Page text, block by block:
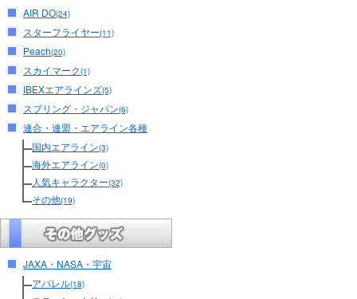
AIR DO(24)
スターフライヤー(11)
Peach(20)
スカイマーク(1)
IBEXエアラインズ(5)
スプリング・ジャパン(6)
連合・連盟・エアライン各種
国内エアライン(3)
海外エアライン(0)
人気キャラクター(32)
その他(19)
JAXA・NASA・宇宙
アパレル(18)